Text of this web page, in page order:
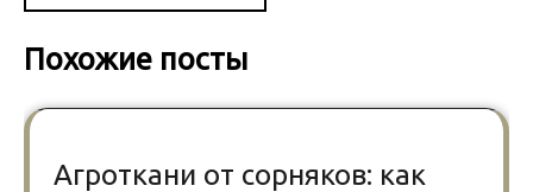
Похожие посты
Агроткани от сорняков: как